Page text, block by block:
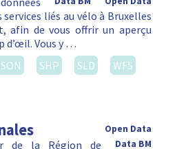
liés au vélo à Bruxelles
afin de vous offrir un aperçu
d’œil. Vous y …
SHP SLD
WFS
Open Data
Data BM
de la Région de